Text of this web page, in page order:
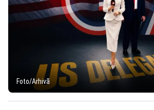
Foto/Arhivă